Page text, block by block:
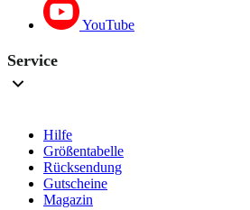
YouTube
Service
Hilfe
Größentabelle
Rücksendung
Gutscheine
Magazin